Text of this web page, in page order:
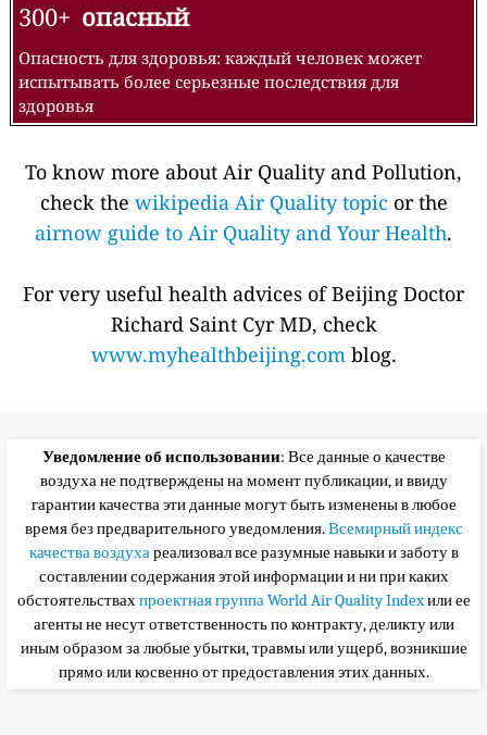
300+ опасный
Опасность для здоровья: каждый человек может
испытывать более серьезные последствия для
здоровья
To know more about Air Quality and Pollution,
check the wikipedia Air Quality topic or the
airnow guide to Air Quality and Your Health.
For very useful health advices of Beijing Doctor
Richard Saint Cyr MD, check
www.myhealthbeijing.comblog.
Уведомление об использовании: Все данные о качестве
воздуха не подтверждены на момент публикации, и ввиду
гарантии качества эти данные могут быть изменены в любое
время без предварительного уведомления.Всемирный индекс
качества воздухареализовал все разумные навыки и заботу в
составлении содержания этой информации и ни при каких
обстоятельствахпроектная группа World Air Quality Indexили ее
агенты не несут ответственность по контракту, деликту или
иным образом за любые убытки, травмы или ущерб, возникшие
прямо или косвенно от предоставления этих данных.